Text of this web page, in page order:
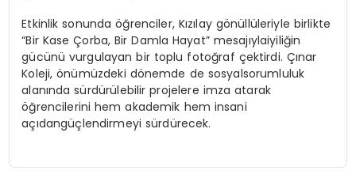
Etkinlik sonunda öğrenciler, Kızılay gönüllüleriyle birlikte
“Bir Kase Çorba, BirDamla Hayat” mesajıylaiyiliğin
gücünü vurgulayan bir toplu fotoğraf çektirdi. Çınar
Koleji,önümüzdeki dönemde de sosyalsorumluluk
alanında sürdürülebilir projelere imza atarak
öğrencilerini hemakademik hem insani
açıdangüçlendirmeyi sürdürecek.